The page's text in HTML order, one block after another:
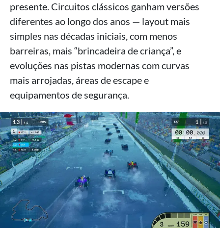
presente. Circuitos clássicos ganham versões
diferentes ao longo dos anos — layout mais
simples nas décadas iniciais, com menos
barreiras, mais “brincadeira de criança”, e
evoluções nas pistas modernas com curvas
mais arrojadas, áreas de escape e
equipamentos de segurança.